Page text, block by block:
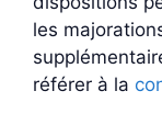
les
référer à la